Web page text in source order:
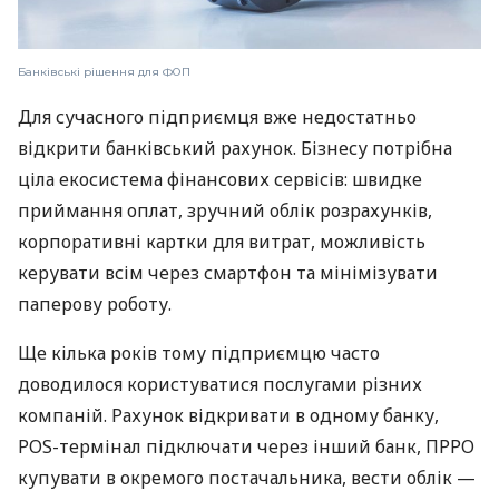
Банківські рішення для ФОП
Для сучасного підприємця вже недостатньо
відкрити банківський рахунок. Бізнесу потрібна
ціла екосистема фінансових сервісів: швидке
приймання оплат, зручний облік розрахунків,
корпоративні картки для витрат, можливість
керувати всім через смартфон та мінімізувати
паперову роботу.
Ще кілька років тому підприємцю часто
доводилося користуватися послугами різних
компаній. Рахунок відкривати в одному банку,
POS-термінал підключати через інший банк, ПРРО
купувати в окремого постачальника, вести облік —